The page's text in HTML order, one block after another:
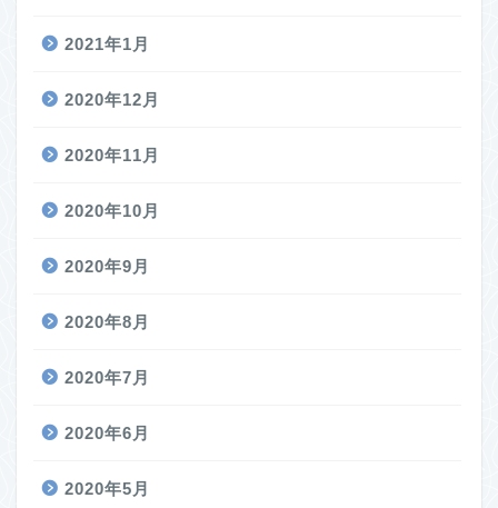
2021年1月
2020年12月
2020年11月
2020年10月
2020年9月
2020年8月
2020年7月
2020年6月
2020年5月